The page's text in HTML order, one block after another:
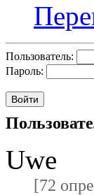
Пользователь:
Пароль:
Uwe
[72